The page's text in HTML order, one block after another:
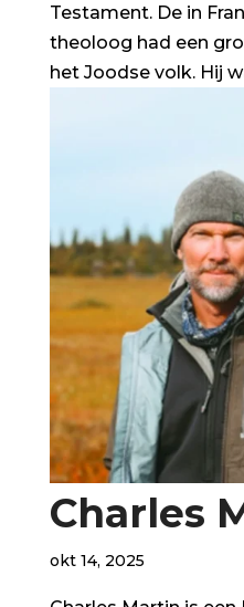
Testament. De in
theoloog had een
het Joodse volk. Hij
Charles
okt 14, 2025